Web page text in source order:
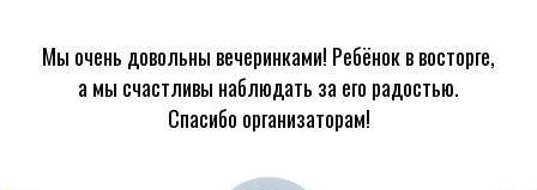
Мы очень довольны вечеринками! Ребёнок в восторге,
а мы счастливы наблюдать за его радостью.
Спасибо организаторам!